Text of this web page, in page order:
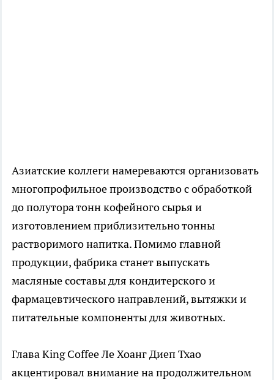
Азиатские коллеги намереваются организовать
многопрофильное производство с обработкой
до полутора тонн кофейного сырья и
изготовлением приблизительно тонны
растворимого напитка. Помимо главной
продукции, фабрика станет выпускать
масляные составы для кондитерского и
фармацевтического направлений, вытяжки и
питательные компоненты для животных.
Глава King Coffee Ле Хоанг Диеп Тхао
акцентировал внимание на продолжительном